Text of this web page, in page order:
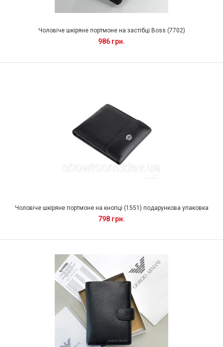
Чоловіче шкіряне портмоне на застібці Boss (7702)
986 грн.
Чоловіче шкіряне портмоне на кнопці (1551) подарункова упаковка
798 грн.